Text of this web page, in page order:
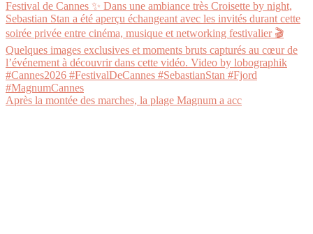
Après la montée des marches, la plage Magnum a acc